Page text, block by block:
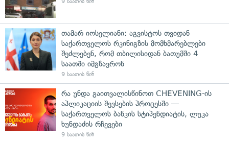
თამარ იოსელიანი: აგვისტოს თვიდან
საქართველოს რკინიგზის მომხმარებლები
შეძლებენ, რომ თბილისიდან ბათუმში 4
საათში იმგზავრონ
9 საათის წინ
რა უნდა გაითვალისწინოთ CHEVENING-ის
აპლიკაციის შევსების პროცესში —
საქართველოს ბანკის სტიპენდიატის, ლუკა
ხუნდაძის რჩევები
9 საათის წინ